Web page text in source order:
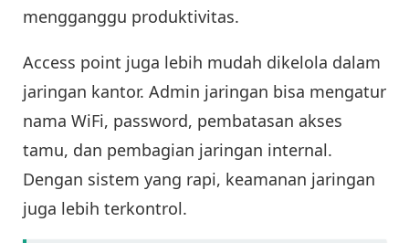
mengganggu produktivitas.
Access point juga lebih mudah dikelola dalam
jaringan kantor. Admin jaringan bisa mengatur
nama WiFi, password, pembatasan akses
tamu, dan pembagian jaringan internal.
Dengan sistem yang rapi, keamanan jaringan
juga lebih terkontrol.